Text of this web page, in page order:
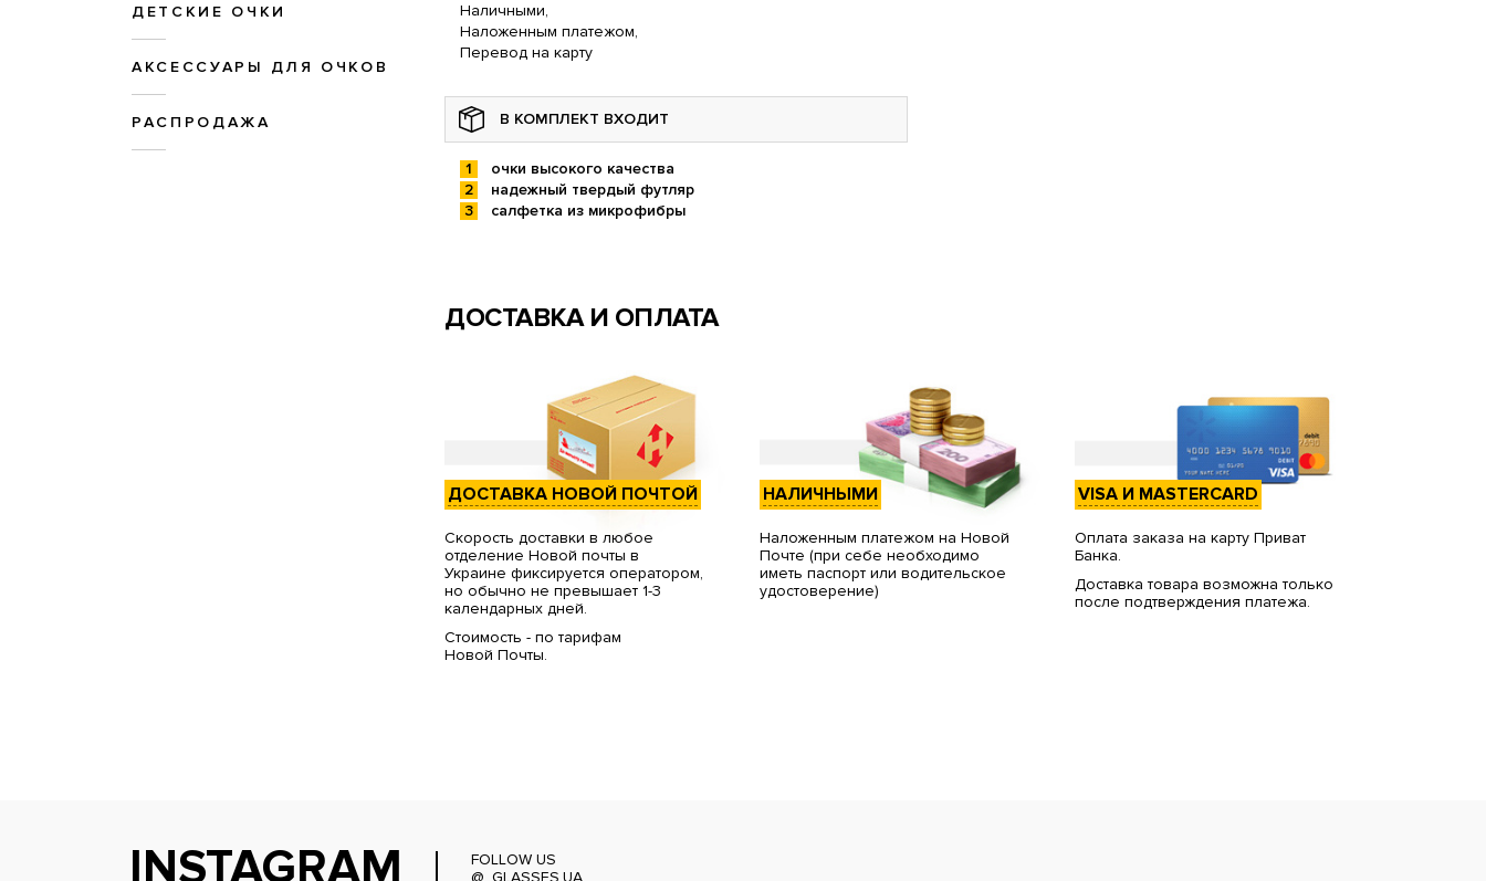
ДЕТСКИЕ ОЧКИ
АКСЕССУАРЫ ДЛЯ ОЧКОВ
РАСПРОДАЖА
Наличными,
Наложенным платежом,
Перевод на карту
В КОМПЛЕКТ ВХОДИТ
очки высокого качества
надежный твердый футляр
салфетка из микрофибры
ДОСТАВКА И ОПЛАТА
ДОСТАВКА НОВОЙ ПОЧТОЙ
Скорость доставки в любое
отделение Новой почты в
Украине фиксируется оператором,
но обычно не превышает 1-3
календарных дней.
Стоимость - по тарифам
Новой Почты.
НАЛИЧНЫМИ
Наложенным платежом на Новой
Почте (при себе необходимо
иметь паспорт или водительское
удостоверение)
VISA И MASTERCARD
Оплата заказа на карту Приват
Банка.
Доставка товара возможна только
после подтверждения платежа.
INSTAGRAM
FOLLOW US